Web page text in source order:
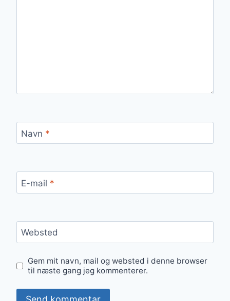
Navn *
E-mail *
Websted
Gem mit navn, mail og websted i denne browser
til næste gang jeg kommenterer.